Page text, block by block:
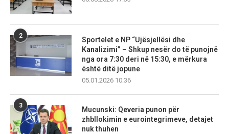
2
Sportelet e NP “Ujësjellësi dhe
Kanalizimi” – Shkup nesër do të punojnë
nga ora 7:30 deri në 15:30, e mërkura
është ditë jopune
05.01.2026 10:36
3
Mucunski: Qeveria punon për
zhbllokimin e eurointegrimeve, detajet
nuk thuhen